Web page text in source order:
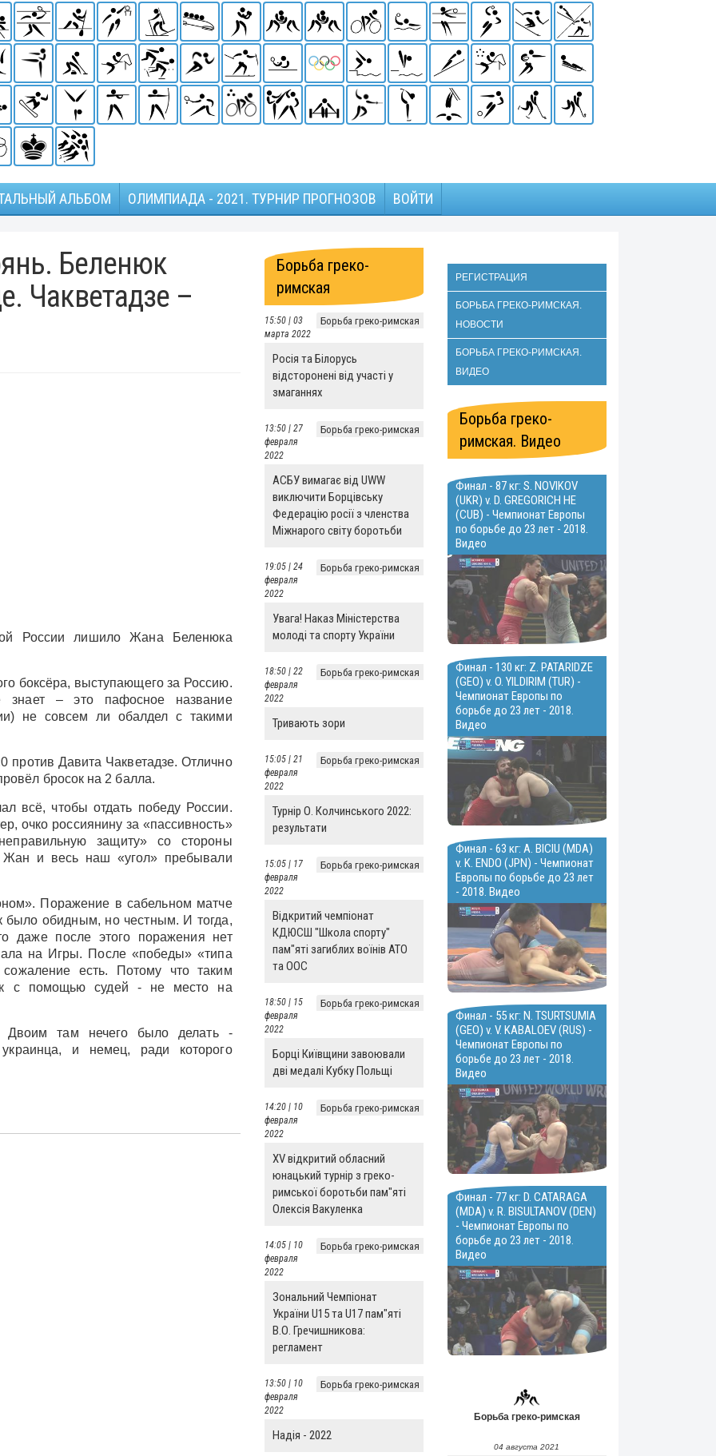
АЛЬБОМ ОЛИМПИАДА - 2021. ТУРНИР ПРОГНОЗОВ ВОЙТИ
Беленюк
Чакветадзе –
России лишило Жана Беленюка
боксёра, выступающего за Россию.
– это пафосное название
не совсем ли обалдел с такими
против Давита Чакветадзе. Отлично
бросок на 2 балла.
всё, чтобы отдать победу России.
очко россиянину за «пассивность»
защиту» со стороны
Жан и весь наш «угол» пребывали
Поражение в сабельном матче
было обидным, но честным. И тогда,
даже после этого поражения нет
на Игры. После «победы» «типа
есть. Потому что таким
с помощью судей - не место на
Двоим там нечего было делать -
и немец, ради которого
Борьба греко-
римская
Борьба греко-римская
15:50 | 03
марта 2022
Росія та Білорусь
відсторонені від участі у
змаганнях
Борьба греко-римская
13:50 | 27
февраля
2022
АСБУ вимагає від UWW
виключити Борцівську
Федерацію росії з членства
Міжнарого світу боротьби
Борьба греко-римская
19:05 | 24
февраля
2022
Увага! Наказ Міністерства
молоді та спорту України
Борьба греко-римская
18:50 | 22
февраля
2022
Тривають зори
Борьба греко-римская
15:05 | 21
февраля
2022
Турнір О. Колчинського 2022:
результати
Борьба греко-римская
15:05 | 17
февраля
2022
Відкритий чемпіонат
КДЮСШ "Школа спорту"
пам"яті загиблих воїнів АТО
та ООС
Борьба греко-римская
18:50 | 15
февраля
2022
Борці Київщини завоювали
дві медалі Кубку Польщі
Борьба греко-римская
14:20 | 10
февраля
2022
ХV відкритий обласний
юнацький турнір з греко-
римської боротьби пам"яті
Олексія Вакуленка
Борьба греко-римская
14:05 | 10
февраля
2022
Зональний Чемпіонат
України U15 та U17 пам"яті
В.О. Гречишникова:
регламент
Борьба греко-римская
13:50 | 10
февраля
2022
Надія - 2022
РЕГИСТРАЦИЯ
БОРЬБА ГРЕКО-РИМСКАЯ.
НОВОСТИ
БОРЬБА ГРЕКО-РИМСКАЯ.
ВИДЕО
Борьба греко-
римская. Видео
Финал - 87 кг: S. NOVIKOV
(UKR) v. D. GREGORICH HE
(CUB) - Чемпионат Европы
по борьбе до 23 лет - 2018.
Видео
Финал - 130 кг: Z. PATARIDZE
(GEO) v. O. YILDIRIM (TUR) -
Чемпионат Европы по
борьбе до 23 лет - 2018.
Видео
Финал - 63 кг: A. BICIU (MDA)
v. K. ENDO (JPN) - Чемпионат
Европы по борьбе до 23 лет
- 2018. Видео
Финал - 55 кг: N. TSURTSUMIA
(GEO) v. V. KABALOEV (RUS) -
Чемпионат Европы по
борьбе до 23 лет - 2018.
Видео
Финал - 77 кг: D. CATARAGA
(MDA) v. R. BISULTANOV (DEN)
- Чемпионат Европы по
борьбе до 23 лет - 2018.
Видео
Борьба греко-римская
04 августа 2021